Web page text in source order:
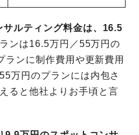
ルティング料金は、16.5
ンは16.5万円／55万円の
ンに制作費用や更新費用
万円のプランには内包さ
ると他社よりお手頃と言